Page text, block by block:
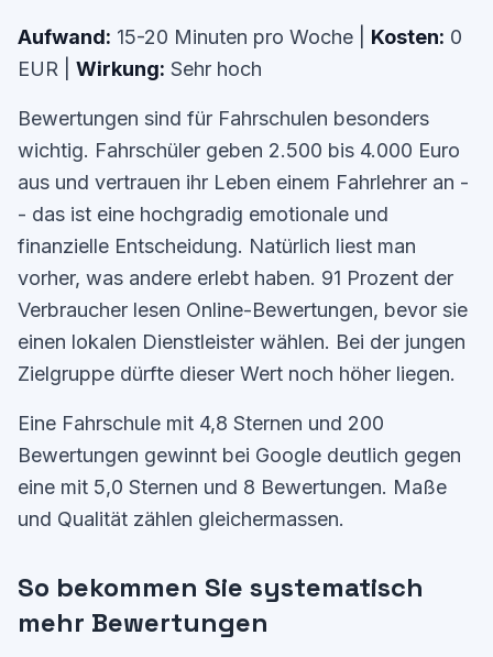
Aufwand: 15-20 Minuten pro Woche | Kosten: 0
EUR | Wirkung: Sehr hoch
Bewertungen sind für Fahrschulen besonders
wichtig. Fahrschüler geben 2.500 bis 4.000 Euro
aus und vertrauen ihr Leben einem Fahrlehrer an -
- das ist eine hochgradig emotionale und
finanzielle Entscheidung. Natürlich liest man
vorher, was andere erlebt haben. 91 Prozent der
Verbraucher lesen Online-Bewertungen, bevor sie
einen lokalen Dienstleister wählen. Bei der jungen
Zielgruppe dürfte dieser Wert noch höher liegen.
Eine Fahrschule mit 4,8 Sternen und 200
Bewertungen gewinnt bei Google deutlich gegen
eine mit 5,0 Sternen und 8 Bewertungen. Maße
und Qualität zählen gleichermassen.
So bekommen Sie systematisch
mehr Bewertungen